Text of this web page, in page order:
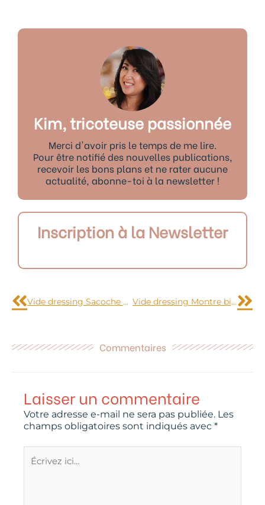
Kim, tricoteuse passionnée
Merci d'avoir pris le temps de me lire.
Pour être notifié des nouvelles publications,
recevoir les bons plans et ne rater aucune
actualité, abonne-toi à la newsletter !
Inscription à la Newsletter
Vide dressing Sacoche pour appareil photo Reflex Samsonite Vide dressing Montre bijoux Delta bracelet ruban noir
Commentaires
Laisser un commentaire
Votre adresse e-mail ne sera pas publiée. Les
champs obligatoires sont indiqués avec *
ici…